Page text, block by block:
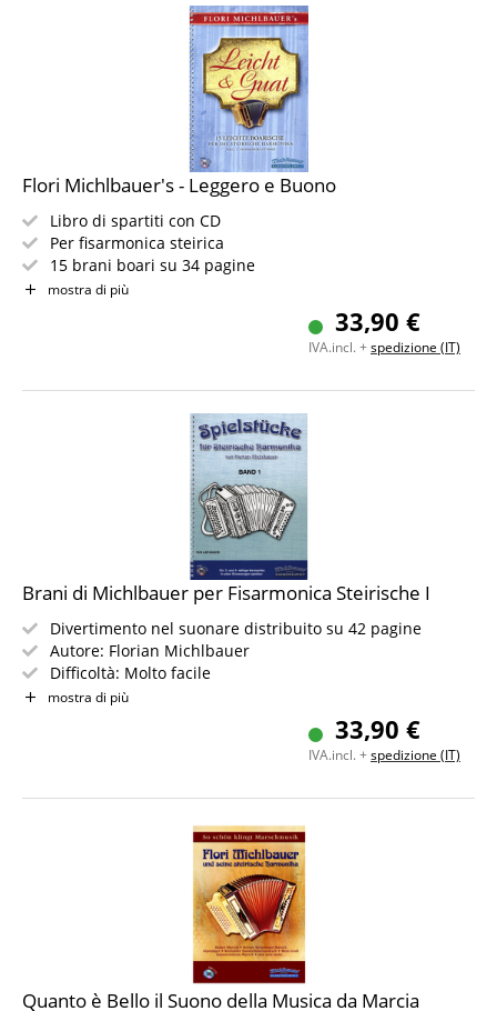
Flori Michlbauer's - Leggero e Buono
Libro di spartiti con CD
Per fisarmonica steirica
15 brani boari su 34 pagine
Livello di difficoltà: facile
mostra di più
33,90 €
IVA.incl. +spedizione (IT)
Brani di Michlbauer per Fisarmonica Steirische I
Divertimento nel suonare distribuito su 42 pagine
Autore: Florian Michlbauer
Difficoltà: Molto facile
Include audio online (app)
mostra di più
33,90 €
IVA.incl. +spedizione (IT)
Quanto è Bello il Suono della Musica da Marcia